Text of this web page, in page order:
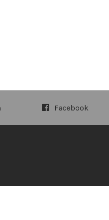
Facebook